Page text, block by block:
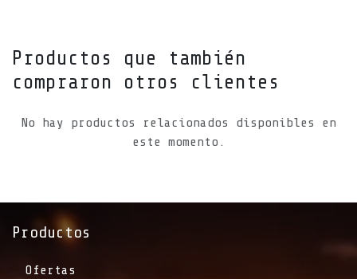
Productos que también
compraron otros clientes
No hay productos relacionados disponibles en
este momento.
Productos
Ofertas